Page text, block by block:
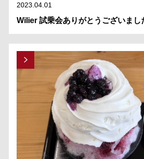
2023.04.01
Wilier 試乗会ありがとうございまし